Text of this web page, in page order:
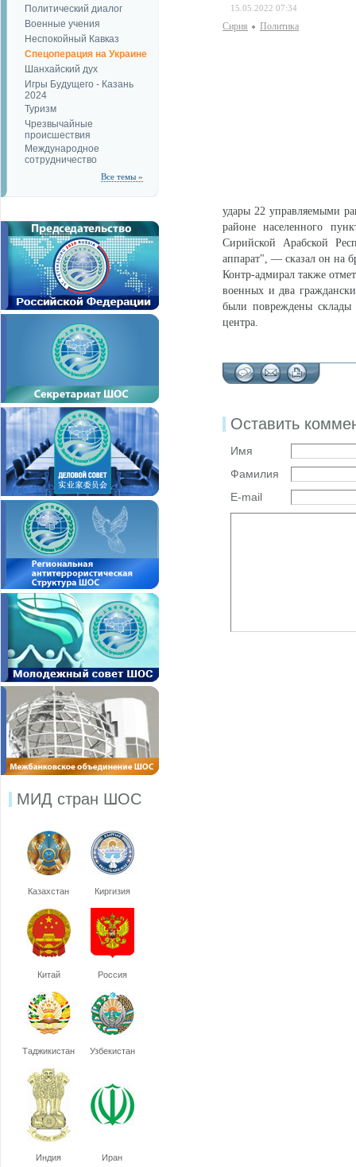
Политический диалог
Военные учения
Неспокойный Кавказ
Спецоперация на Украине
Шанхайский дух
Игры Будущего - Казань
2024
Туризм
Чрезвычайные
происшествия
Международное
сотрудничество
Все темы »
МИД стран ШОС
Казахстан Киргизия
Китай Россия
Таджикистан Узбекистан
Индия Иран
15.05.2022 07:34
Сирия Политика
удары 22 управляемыми
районе населенного
Сирийской Арабской
аппарат", — сказал он на
Контр-адмирал также
военных и два
были повреждены склады
центра.
Оставить
Имя
Фамилия
E-mail